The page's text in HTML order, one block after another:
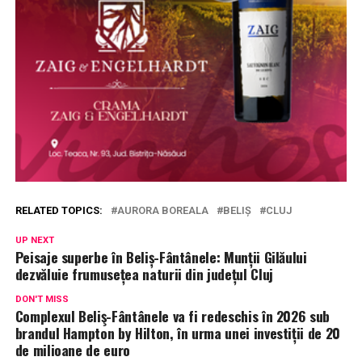
RELATED TOPICS: AURORA BOREALA BELIȘ CLUJ
UP NEXT
Peisaje superbe în Beliș-Fântânele: Munții Gilăului
dezvăluie frumusețea naturii din județul Cluj
DON'T MISS
Complexul Beliş-Fântânele va fi redeschis în 2026 sub
brandul Hampton by Hilton, în urma unei investiții de 20
de milioane de euro